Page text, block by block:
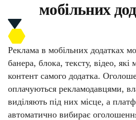
мобільних
Реклама в мобільних додатках
банера, блока, тексту, відео, які
контент самого додатка.
оплачуються рекламодавцями,
виділяють під них місце, а
автоматично вибирає